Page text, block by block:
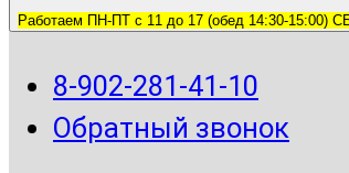
Работаем ПН-ПТ с 11 до 17 (обед 14:30-15:00)
8-902-281-41-10
Обратный звонок